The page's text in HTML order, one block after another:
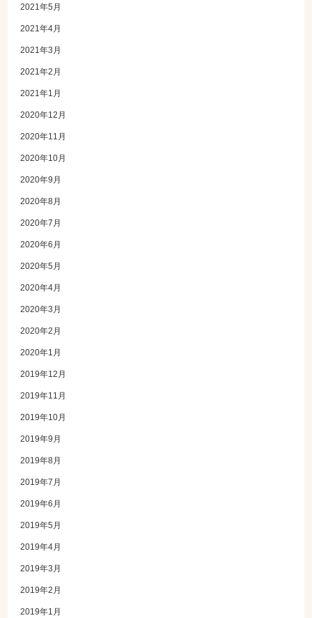
2021年5月
2021年4月
2021年3月
2021年2月
2021年1月
2020年12月
2020年11月
2020年10月
2020年9月
2020年8月
2020年7月
2020年6月
2020年5月
2020年4月
2020年3月
2020年2月
2020年1月
2019年12月
2019年11月
2019年10月
2019年9月
2019年8月
2019年7月
2019年6月
2019年5月
2019年4月
2019年3月
2019年2月
2019年1月